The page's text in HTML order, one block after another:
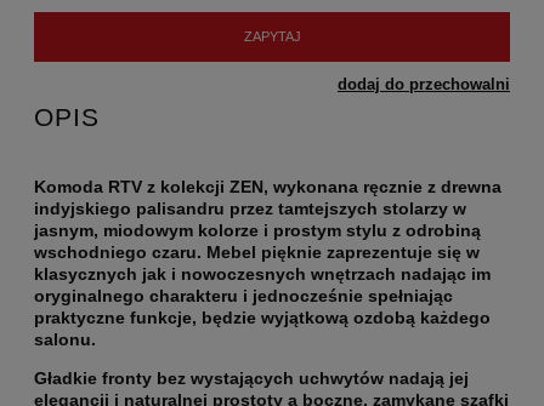
ZAPYTAJ
dodaj do przechowalni
OPIS
Komoda RTV z kolekcji ZEN, wykonana ręcznie z drewna
indyjskiego palisandru przez tamtejszych stolarzy w
jasnym, miodowym kolorze i prostym stylu z odrobiną
wschodniego czaru. Mebel pięknie zaprezentuje się w
klasycznych jak i nowoczesnych wnętrzach nadając im
oryginalnego charakteru i jednocześnie spełniając
praktyczne funkcje, będzie wyjątkową ozdobą każdego
salonu.
Gładkie fronty bez wystających uchwytów nadają jej
elegancji i naturalnej prostoty a boczne, zamykane szafki